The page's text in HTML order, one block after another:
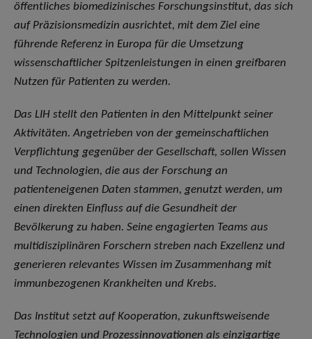
öffentliches biomedizinisches Forschungsinstitut, das sich
auf Präzisionsmedizin ausrichtet, mit dem Ziel eine
führende Referenz in Europa für die Umsetzung
wissenschaftlicher Spitzenleistungen in einen greifbaren
Nutzen für Patienten zu werden.
Das LIH stellt den Patienten in den Mittelpunkt seiner
Aktivitäten. Angetrieben von der gemeinschaftlichen
Verpflichtung gegenüber der Gesellschaft, sollen Wissen
und Technologien, die aus der Forschung an
patienteneigenen Daten stammen, genutzt werden, um
einen direkten Einfluss auf die Gesundheit der
Bevölkerung zu haben. Seine engagierten Teams aus
multidisziplinären Forschern streben nach Exzellenz und
generieren relevantes Wissen im Zusammenhang mit
immunbezogenen Krankheiten und Krebs.
Das Institut setzt auf Kooperation, zukunftsweisende
Technologien und Prozessinnovationen als einzigartige